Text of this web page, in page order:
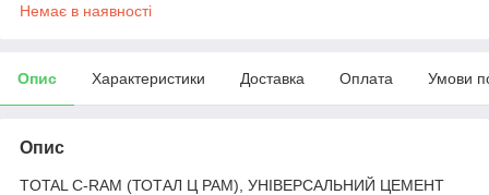
Немає в наявності
Опис Характеристики Доставка Оплата Умови
Опис
TOTAL C-RAM (ТОТАЛ Ц РАМ), УНІВЕРСАЛЬНИЙ ЦЕМЕНТ